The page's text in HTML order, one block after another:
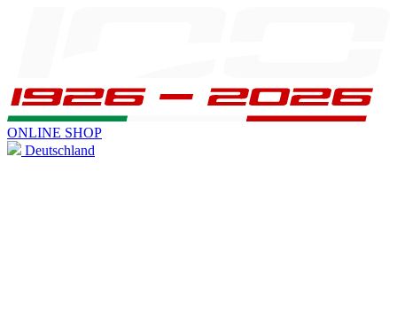
ONLINE SHOP
Deutschland